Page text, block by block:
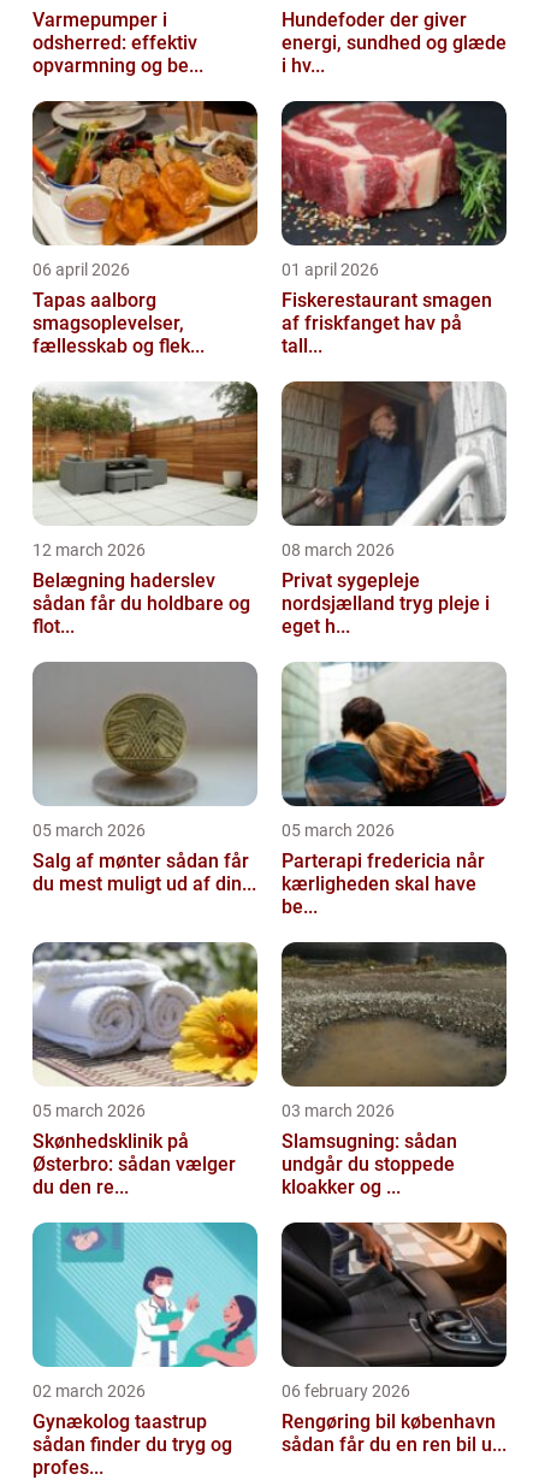
Varmepumper i
odsherred: effektiv
opvarmning og be...
Hundefoder der giver
energi, sundhed og glæde
i hv...
06 april 2026
Tapas aalborg
smagsoplevelser,
fællesskab og flek...
01 april 2026
Fiskerestaurant smagen
af friskfanget hav på
tall...
12 march 2026
Belægning haderslev
sådan får du holdbare og
flot...
08 march 2026
Privat sygepleje
nordsjælland tryg pleje i
eget h...
05 march 2026
Salg af mønter sådan får
du mest muligt ud af din...
05 march 2026
Parterapi fredericia når
kærligheden skal have
be...
05 march 2026
Skønhedsklinik på
Østerbro: sådan vælger
du den re...
03 march 2026
Slamsugning: sådan
undgår du stoppede
kloakker og ...
02 march 2026
Gynækolog taastrup
sådan finder du tryg og
profes...
06 february 2026
Rengøring bil københavn
sådan får du en ren bil u...